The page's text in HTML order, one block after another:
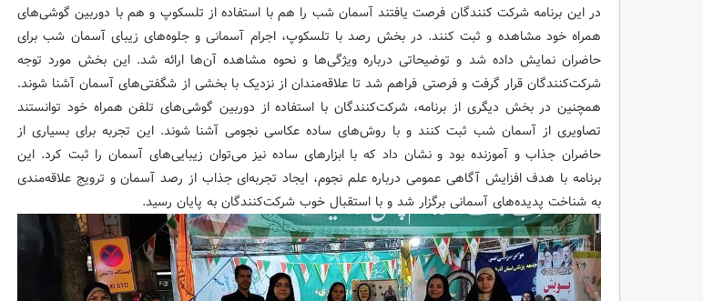
در این برنامه شرکت‌ کنندگان فرصت یافتند آسمان شب را هم با استفاده از تلسکوپ و هم با دوربین گوشی‌های
همراه خود مشاهده و ثبت کنند. در بخش رصد با تلسکوپ، اجرام آسمانی و جلوه‌های زیبای آسمان شب برای
حاضران نمایش داده شد و توضیحاتی درباره ویژگی‌ها و نحوه مشاهده آن‌ها ارائه شد. این بخش مورد توجه
شرکت‌کنندگان قرار گرفت و فرصتی فراهم شد تا علاقه‌مندان از نزدیک با بخشی از شگفتی‌های آسمان آشنا شوند.
همچنین در بخش دیگری از برنامه، شرکت‌کنندگان با استفاده از دوربین گوشی‌های تلفن همراه خود توانستند
تصاویری از آسمان شب ثبت کنند و با روش‌های ساده عکاسی نجومی آشنا شوند. این تجربه برای بسیاری از
حاضران جذاب و آموزنده بود و نشان داد که با ابزارهای ساده نیز می‌توان زیبایی‌های آسمان را ثبت کرد. این
برنامه با هدف افزایش آگاهی عمومی درباره علم نجوم، ایجاد تجربه‌ای جذاب از رصد آسمان و ترویج علاقه‌مندی
به شناخت پدیده‌های آسمانی برگزار شد و با استقبال خوب شرکت‌کنندگان به پایان رسید.